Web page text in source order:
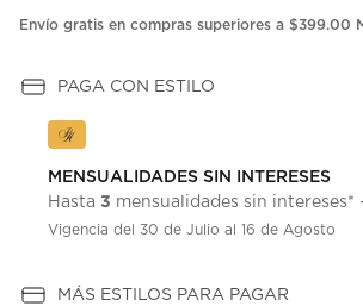
en
Envío gratis en compras superiores a $399.00
PAGA CON ESTILO
MENSUALIDADES SIN INTERESES
Hasta 3 mensualidades sin intereses*
Vigencia del 30 de Julio al 16 de Agosto
MÁS ESTILOS PARA PAGAR